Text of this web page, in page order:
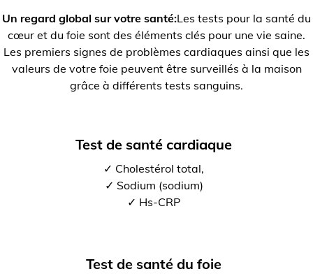
Un regard global sur votre santé:Les tests pour la santé du
cœur et du foie sont des éléments clés pour une vie saine.
Les premiers signes de problèmes cardiaques ainsi que les
valeurs de votre foie peuvent être surveillés à la maison
grâce à différents tests sanguins.
Test de santé cardiaque
✓ Cholestérol total,
✓ Sodium (sodium)
✓ Hs-CRP
Test de santé du foie